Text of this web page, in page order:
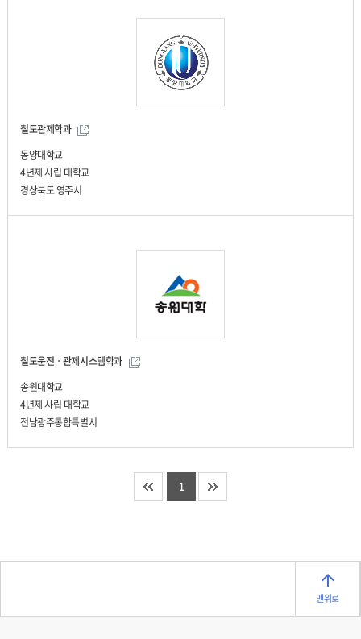
철도관제학과
동양대학교
4년제 사립 대학교
경상북도 영주시
철도운전ㆍ관제시스템학과
송원대학교
4년제 사립 대학교
전남광주통합특별시
1
맨위로